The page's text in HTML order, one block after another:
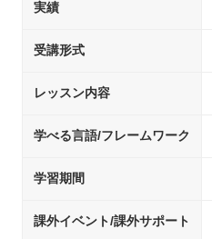
実績
受講形式
レッスン内容
学べる言語/フレームワーク
学習期間
課外イベント/課外サポート